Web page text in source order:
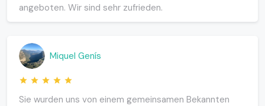
angeboten. Wir sind sehr zufrieden.
Miquel Genís
Sie wurden uns von einem gemeinsamen Bekannten